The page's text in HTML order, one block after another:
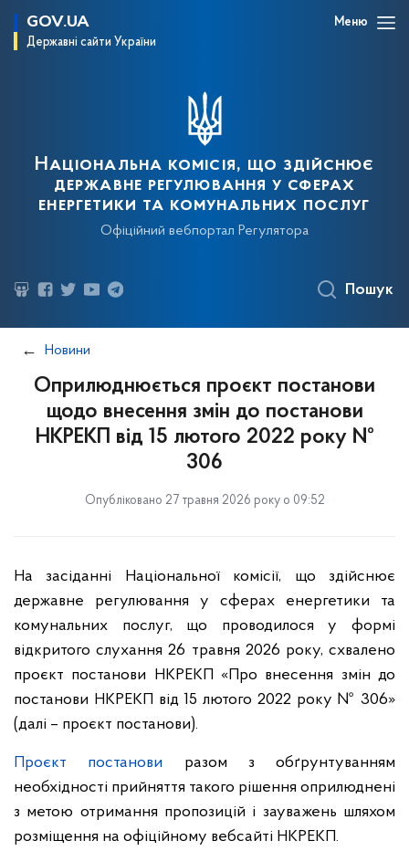
GOV.UA
Державні сайти України
Меню
Національна комісія, що здійснює
державне регулювання у сферах
енергетики та комунальних послуг
Офіційний вебпортал Регулятора
Пошук
Новини
Оприлюднюється проєкт постанови
щодо внесення змін до постанови
НКРЕКП від 15 лютого 2022 року №
306
Опубліковано 27 травня 2026 року о 09:52
На засіданні Національної комісії, що здійснює
державне регулювання у сферах енергетики та
комунальних послуг, що проводилося у формі
відкритого слухання 26 травня 2026 року, схвалено
проєкт постанови НКРЕКП «Про внесення змін до
постанови НКРЕКП від 15 лютого 2022 року № 306»
(далі – проєкт постанови).
Проєкт постанови разом з обґрунтуванням
необхідності прийняття такого рішення оприлюднені
з метою отримання пропозицій і зауважень шляхом
розміщення на офіційному вебсайті НКРЕКП.